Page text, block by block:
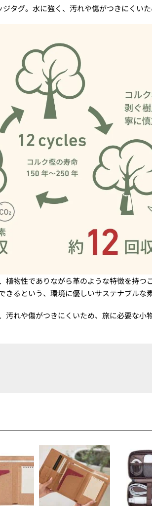
タグ。水に強く、汚れや傷がつきにくいた
植物性でありながら革のような特徴を持つ
るという、環境に優しいサステナブルな素
汚れや傷がつきにくいため、旅に必要な小